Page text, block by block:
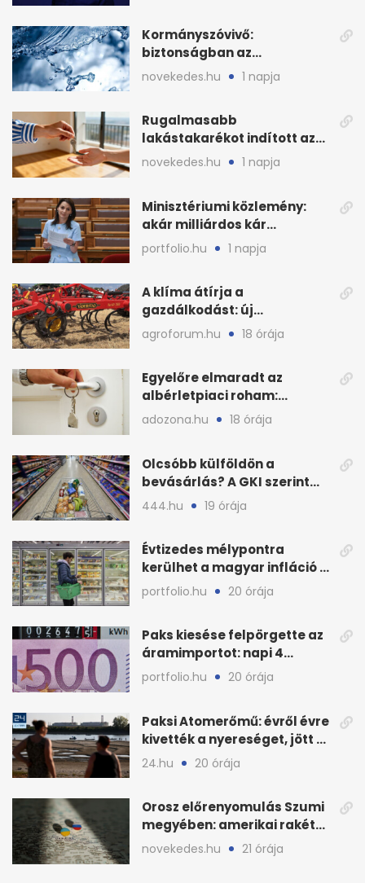
Kormányszóvivő:
biztonságban az
ivóvízkészlet, nincs
stratégiai vízhiány
novekedes.hu 1 napja
Rugalmasabb
lakástakarékot indított az
OTP: két köztes kilépéssel
novekedes.hu 1 napja
Minisztériumi közlemény:
akár milliárdos kár
fenyegette Budapest fáit
portfolio.hu 1 napja
A klíma átírja a
gazdálkodást: új
megoldásokat keres a
mezőgazdaság
agroforum.hu 18 órája
Egyelőre elmaradt az
albérletpiaci roham:
ennyibe kerülnek a kiadó
adozona.hu 18 órája
Olcsóbb külföldön a
bevásárlás? A GKI szerint
zárkózott a magyar árszint
444.hu 19 órája
Évtizedes mélypontra
kerülhet a magyar infláció a
KSH új adata szerint
portfolio.hu 20 órája
Paks kiesése felpörgette az
áramimportot: napi 4
milliárd forintos számla
portfolio.hu 20 órája
Paksi Atomerőmű: évről évre
kivették a nyereséget, jött a
baj
24.hu 20 órája
Orosz előrenyomulás Szumi
megyében: amerikai rakéták
is zsákmányként
novekedes.hu 21 órája